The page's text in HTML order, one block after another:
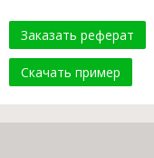
Заказать реферат
Скачать пример